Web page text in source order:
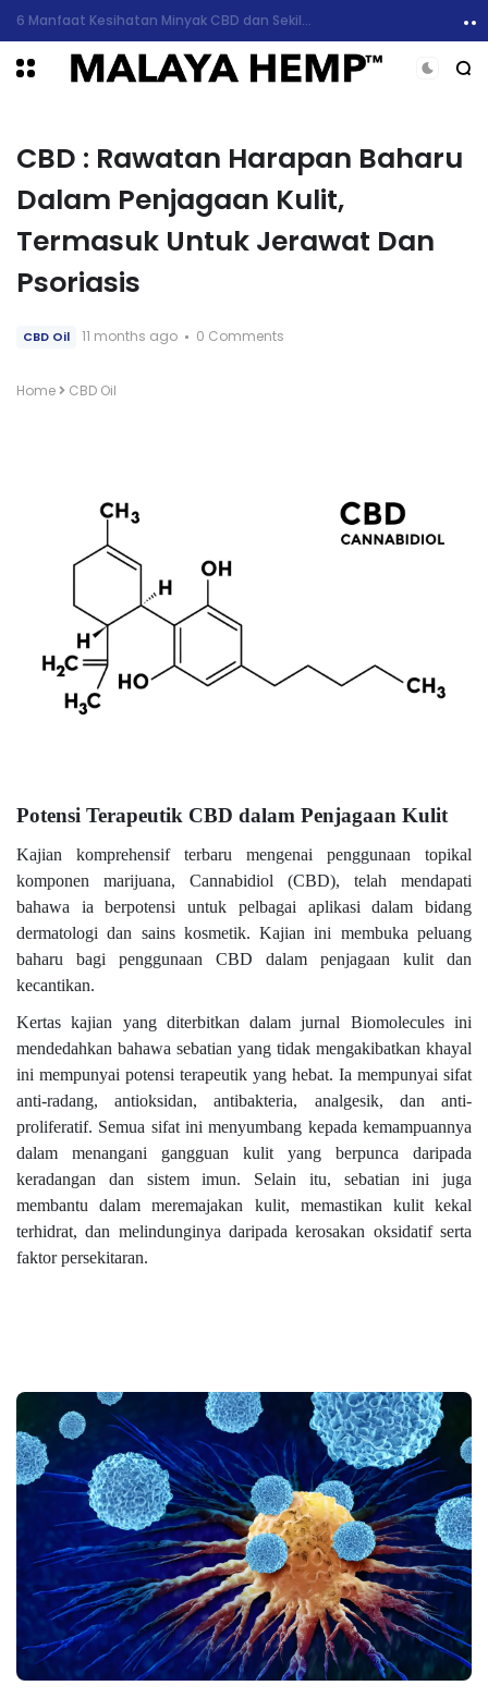
6 Manfaat Kesihatan Minyak CBD dan Sekilas Mengenai Kesan Sampingan
CBD : Rawatan Harapan Baharu
Dalam Penjagaan Kulit,
Termasuk Untuk Jerawat Dan
Psoriasis
CBD Oil 11 months ago 0 Comments
Home CBD Oil
Potensi Terapeutik CBD dalam Penjagaan Kulit
Kajian komprehensif terbaru mengenai penggunaan topikal
komponen marijuana, Cannabidiol (CBD), telah mendapati
bahawa ia berpotensi untuk pelbagai aplikasi dalam bidang
dermatologi dan sains kosmetik. Kajian ini membuka peluang
baharu bagi penggunaan CBD dalam penjagaan kulit dan
kecantikan.
Kertas kajian yang diterbitkan dalam jurnal Biomolecules ini
mendedahkan bahawa sebatian yang tidak mengakibatkan khayal
ini mempunyai potensi terapeutik yang hebat. Ia mempunyai sifat
anti-radang, antioksidan, antibakteria, analgesik, dan anti-
proliferatif. Semua sifat ini menyumbang kepada kemampuannya
dalam menangani gangguan kulit yang berpunca daripada
keradangan dan sistem imun. Selain itu, sebatian ini juga
membantu dalam meremajakan kulit, memastikan kulit kekal
terhidrat, dan melindunginya daripada kerosakan oksidatif serta
faktor persekitaran.